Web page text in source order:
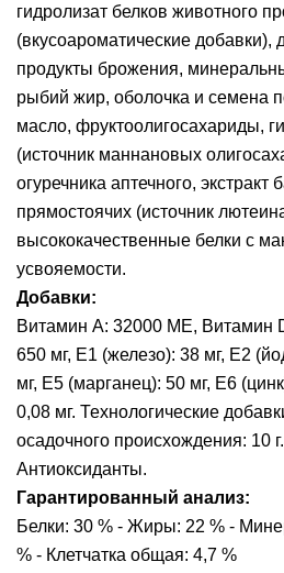
гидролизат белков животного
(вкусоароматические
продукты брожения,
рыбий жир, оболочка и семена
масло, фруктоолигосахариды,
(источник мaннановых
огуречника аптечного, экстракт
прямостоячих (источник
высококачественные белки с
усвояемости.
Добавки:
Витамин A: 32000 МЕ, Витамин
650 мг, E1 (железо): 38 мг, E2
мг, E5 (марганец): 50 мг, E6
0,08 мг. Технологические
осадочного происхождения: 10
Антиоксиданты.
Гарантированный анализ:
Белки: 30 % - Жиры: 22 % -
% - Клетчатка общая: 4,7 %